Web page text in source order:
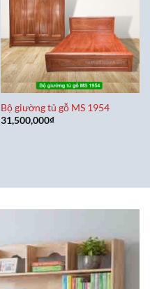
Bộ giường tủ gỗ MS 1954
31,500,000₫